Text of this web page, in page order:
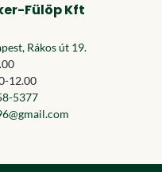
Fülöp Kft
Rákos út 19.
12.00
5377